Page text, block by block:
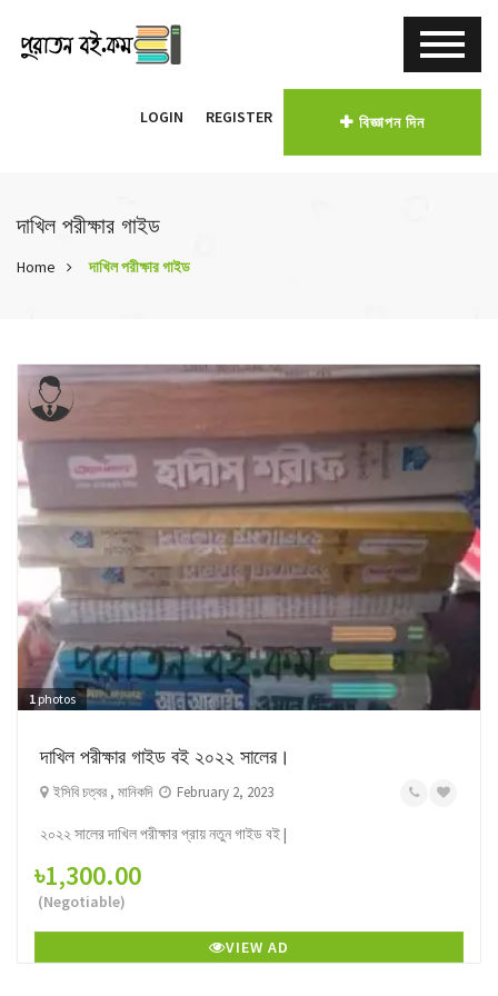
LOGIN REGISTER বিজ্ঞাপন দিন
দাখিল পরীক্ষার গাইড
Home দাখিল পরীক্ষার গাইড
1photos
দাখিল পরীক্ষার গাইড বই ২০২২ সালের।
ইসিবি চত্বর , মানিকদি February 2, 2023
২০২২ সালের দাখিল পরীক্ষার প্রায় নতুন গাইড বই |
৳1,300.00
(Negotiable)
VIEW AD